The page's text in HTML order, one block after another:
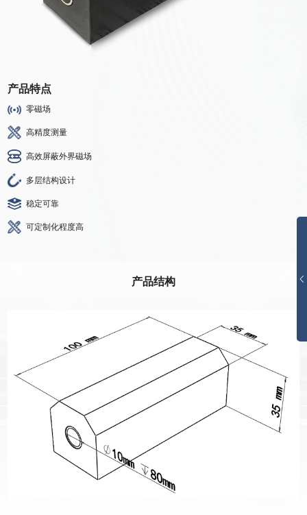
产品特点
零磁场
高精度测量
高效屏蔽外界磁场
多层结构设计
稳定可靠
可定制化程度高
产品结构